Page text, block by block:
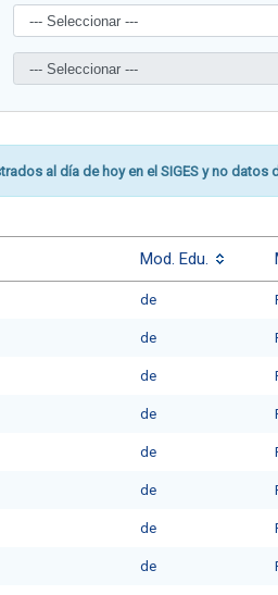
al día de hoy en el SIGES y no datos
Mod. Edu.
de
de
de
de
de
de
deㅤ
deㅤ